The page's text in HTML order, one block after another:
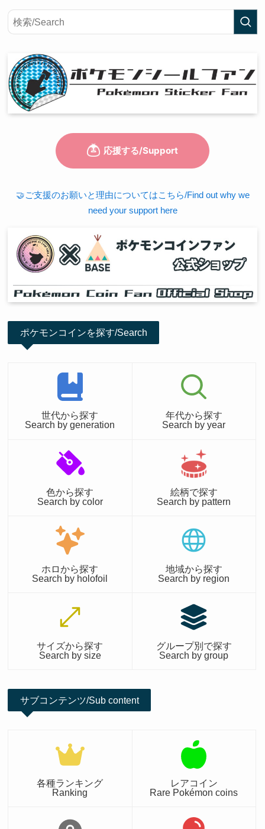
🤝ご支援のお願いと理由についてはこちら/Find out why we
need your support here
ポケモンコインを探す/Search
世代から探す
Search by generation
年代から探す
Search by year
色から探す
Search by color
絵柄で探す
Search by pattern
ホロから探す
Search by holofoil
地域から探す
Search by region
サイズから探す
Search by size
グループ別で探す
Search by group
サブコンテンツ/Sub content
各種ランキング
Ranking
レアコイン
Rare Pokémon coins